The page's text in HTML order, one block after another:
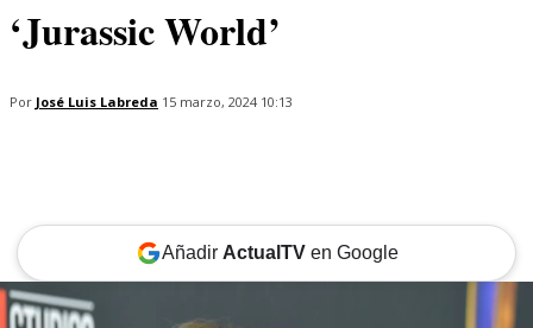
‘Jurassic World’
Por José Luis Labreda 15 marzo, 2024 10:13
Añadir ActualTVen Google